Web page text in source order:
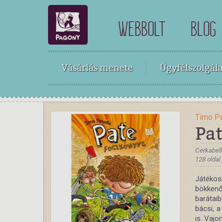
WEBBOLT BLOG
Vásárlás menete
Timo
128
bácsi,
is.